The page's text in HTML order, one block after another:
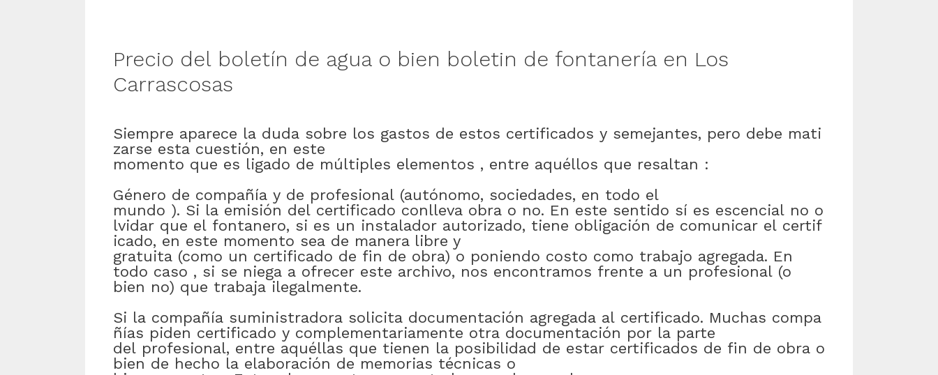
Precio del boletín de agua o bien boletin de fontanería en Los
Carrascosas
Siempre aparece la duda sobre los gastos de estos certificados y semejantes, pero debe mati
zarse esta cuestión, en este
momento que es ligado de múltiples elementos , entre aquéllos que resaltan :
Género de compañía y de profesional (autónomo, sociedades, en todo el
mundo ). Si la emisión del certificado conlleva obra o no. En este sentido sí es escencial no o
lvidar que el fontanero, si es un instalador autorizado, tiene obligación de comunicar el certif
icado, en este momento sea de manera libre y
gratuita (como un certificado de fin de obra) o poniendo costo como trabajo agregada. En
todo caso , si se niega a ofrecer este archivo, nos encontramos frente a un profesional (o
bien no) que trabaja ilegalmente.
Si la compañía suministradora solicita documentación agregada al certificado. Muchas compa
ñías piden certificado y complementariamente otra documentación por la parte
del profesional, entre aquéllas que tienen la posibilidad de estar certificados de fin de obra o
bien de hecho la elaboración de memorias técnicas o